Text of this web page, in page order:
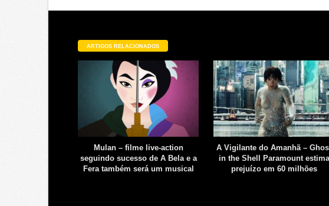
ARTIGOS RELACIONADOS
Mulan – filme live-action
seguindo sucesso de A Bela e a
Fera também será um musical
A Vigilante do Amanhã –
in the Shell Paramount estima
prejuízo em 60 milhões